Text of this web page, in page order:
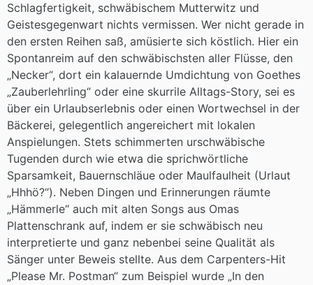
Schlagfertigkeit, schwäbischem Mutterwitz und
Geistesgegenwart nichts vermissen. Wer nicht gerade in
den ersten Reihen saß, amüsierte sich köstlich. Hier ein
Spontanreim auf den schwäbischsten aller Flüsse, den
„Necker“, dort ein kalauernde Umdichtung von Goethes
„Zauberlehrling“ oder eine skurrile Alltags-Story, sei es
über ein Urlaubserlebnis oder einen Wortwechsel in der
Bäckerei, gelegentlich angereichert mit lokalen
Anspielungen. Stets schimmerten urschwäbische
Tugenden durch wie etwa die sprichwörtliche
Sparsamkeit, Bauernschläue oder Maulfaulheit (Urlaut
„Hhhö?“). Neben Dingen und Erinnerungen räumte
„Hämmerle“ auch mit alten Songs aus Omas
Plattenschrank auf, indem er sie schwäbisch neu
interpretierte und ganz nebenbei seine Qualität als
Sänger unter Beweis stellte. Aus dem Carpenters-Hit
„Please Mr. Postman“ zum Beispiel wurde „In den